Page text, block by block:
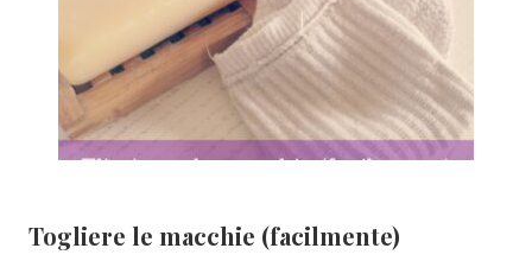
Togliere le macchie (facilmente)